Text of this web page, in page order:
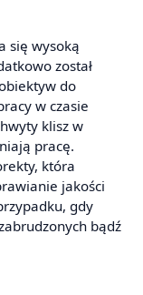
się wysoką
został
do
w czasie
klisz w
pracę.
która
jakości
gdy
bądź